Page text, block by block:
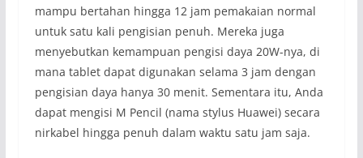
mampu bertahan hingga 12 jam pemakaian normal
untuk satu kali pengisian penuh. Mereka juga
menyebutkan kemampuan pengisi daya 20W-nya, di
mana tablet dapat digunakan selama 3 jam dengan
pengisian daya hanya 30 menit. Sementara itu, Anda
dapat mengisi M Pencil (nama stylus Huawei) secara
nirkabel hingga penuh dalam waktu satu jam saja.